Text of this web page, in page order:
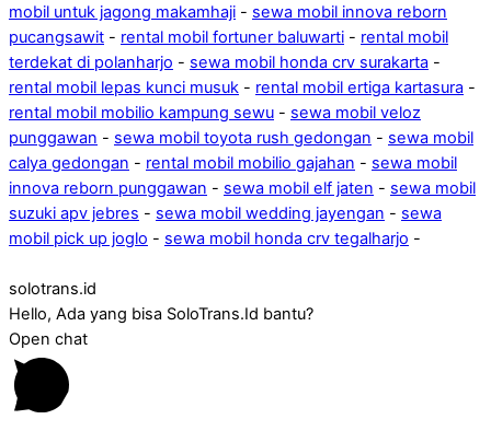
mobil untuk jagong makamhaji - sewa mobil innova reborn
pucangsawit - rental mobil fortuner baluwarti - rental mobil
terdekat di polanharjo - sewa mobil honda crv surakarta -
rental mobil lepas kunci musuk - rental mobil ertiga kartasura -
rental mobil mobilio kampung sewu - sewa mobil veloz
punggawan - sewa mobil toyota rush gedongan - sewa mobil
calya gedongan - rental mobil mobilio gajahan - sewa mobil
innova reborn punggawan - sewa mobil elf jaten - sewa mobil
suzuki apv jebres - sewa mobil wedding jayengan - sewa
mobil pick up joglo - sewa mobil honda crv tegalharjo -
solotrans.id
Hello, Ada yang bisa SoloTrans.Id bantu?
Open chat